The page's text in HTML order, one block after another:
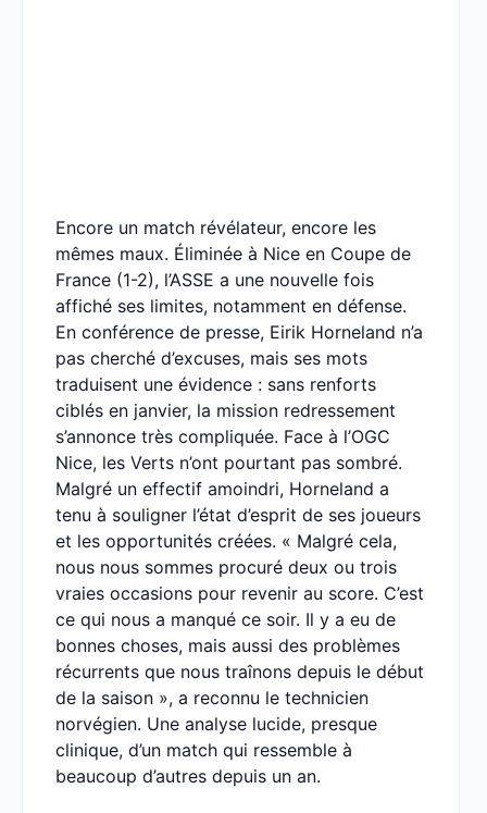
Encore un match révélateur, encore les
mêmes maux. Éliminée à Nice en Coupe de
France (1-2), l’ASSE a une nouvelle fois
affiché ses limites, notamment en défense.
En conférence de presse, Eirik Horneland n’a
pas cherché d’excuses, mais ses mots
traduisent une évidence : sans renforts
ciblés en janvier, la mission redressement
s’annonce très compliquée. Face à l’OGC
Nice, les Verts n’ont pourtant pas sombré.
Malgré un effectif amoindri, Horneland a
tenu à souligner l’état d’esprit de ses joueurs
et les opportunités créées. « Malgré cela,
nous nous sommes procuré deux ou trois
vraies occasions pour revenir au score. C’est
ce qui nous a manqué ce soir. Il y a eu de
bonnes choses, mais aussi des problèmes
récurrents que nous traînons depuis le début
de la saison », a reconnu le technicien
norvégien. Une analyse lucide, presque
clinique, d’un match qui ressemble à
beaucoup d’autres depuis un an.